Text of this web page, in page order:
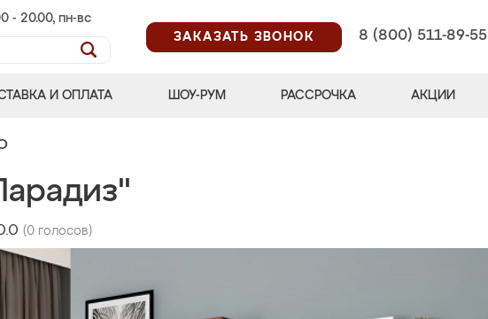
- 20.00, пн-вс
ЗАКАЗАТЬ ЗВОНОК
8 (800) 511-89-55
И ОПЛАТА ШОУ-РУМ РАССРОЧКА АКЦИИ
(0 голосов)